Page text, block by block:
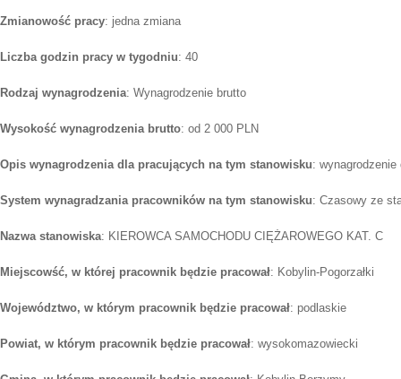
Zmianowość pracy: jedna zmiana
Liczba godzin pracy w tygodniu: 40
Rodzaj wynagrodzenia: Wynagrodzenie brutto
Wysokość wynagrodzenia brutto: od 2 000 PLN
Opis wynagrodzenia dla pracujących na tym stanowisku: wynagrodzenie
System wynagradzania pracowników na tym stanowisku: Czasowy ze
Nazwa stanowiska: KIEROWCA SAMOCHODU CIĘŻAROWEGO KAT. C
Miejscowść, w której pracownik będzie pracował: Kobylin-Pogorzałki
Województwo, w którym pracownik będzie pracował: podlaskie
Powiat, w którym pracownik będzie pracował: wysokomazowiecki